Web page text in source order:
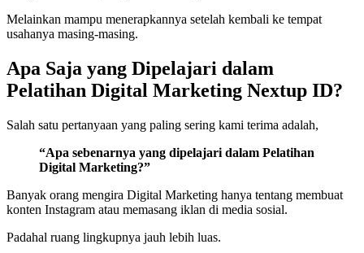
Melainkan mampu menerapkannya setelah kembali ke tempat
usahanya masing-masing.
Apa Saja yang Dipelajari dalam
Pelatihan Digital Marketing Nextup ID?
Salah satu pertanyaan yang paling sering kami terima adalah,
“Apa sebenarnya yang dipelajari dalam Pelatihan
Digital Marketing?”
Banyak orang mengira Digital Marketing hanya tentang membuat
konten Instagram atau memasang iklan di media sosial.
Padahal ruang lingkupnya jauh lebih luas.